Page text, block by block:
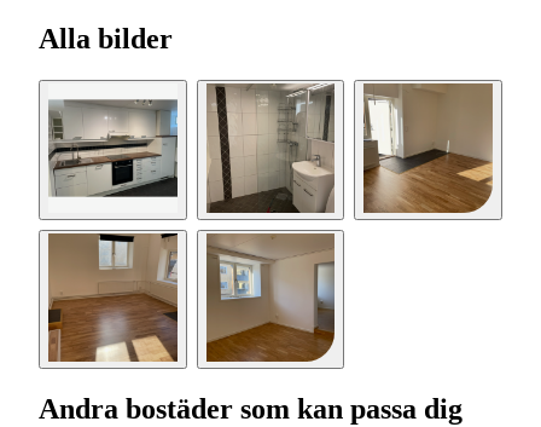
Alla bilder
Andra bostäder som kan passa dig